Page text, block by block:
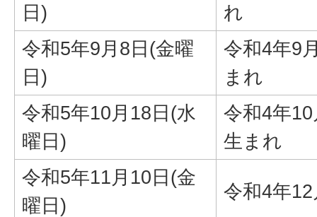
日)
れ
令和5年9月8日(金曜
日)
令和4年9
まれ
令和5年10月18日(水
曜日)
令和4年
生まれ
令和5年11月10日(金
曜日)
令和4年